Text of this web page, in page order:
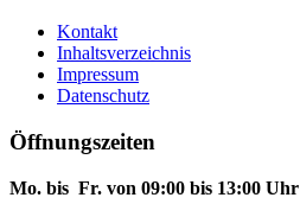
Kontakt
Inhaltsverzeichnis
Impressum
Datenschutz
Öffnungszeiten
Mo. bis Fr. von 09:00 bis 13:00 Uhr